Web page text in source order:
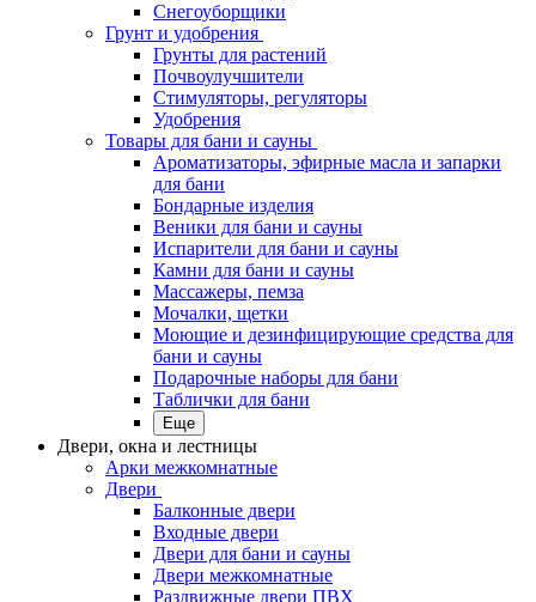
Снегоуборщики
Грунт и удобрения
Грунты для растений
Почвоулучшители
Стимуляторы, регуляторы
Удобрения
Товары для бани и сауны
Ароматизаторы, эфирные масла и запарки
для бани
Бондарные изделия
Веники для бани и сауны
Испарители для бани и сауны
Камни для бани и сауны
Массажеры, пемза
Мочалки, щетки
Моющие и дезинфицирующие средства для
бани и сауны
Подарочные наборы для бани
Таблички для бани
Еще
Двери, окна и лестницы
Арки межкомнатные
Двери
Балконные двери
Входные двери
Двери для бани и сауны
Двери межкомнатные
Раздвижные двери ПВХ